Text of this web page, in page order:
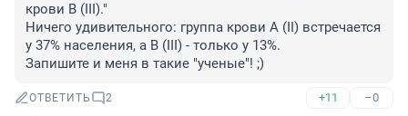
крови В (III)."
Ничего удивительного: группа крови А (II) встречается
у 37% населения, а В (III) - только у 13%.
Запишите и меня в такие "ученые"! ;)
ОТВЕТИТЬ 2 +11 –0